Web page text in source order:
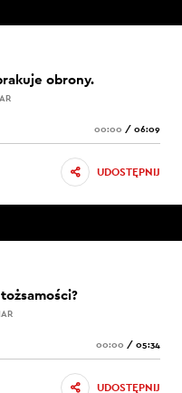
obrony.
00:00 / 06:09
UDOSTĘPNIJ
00:00 / 05:34
UDOSTĘPNIJ